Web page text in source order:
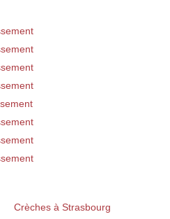
Crèches à Strasbourg